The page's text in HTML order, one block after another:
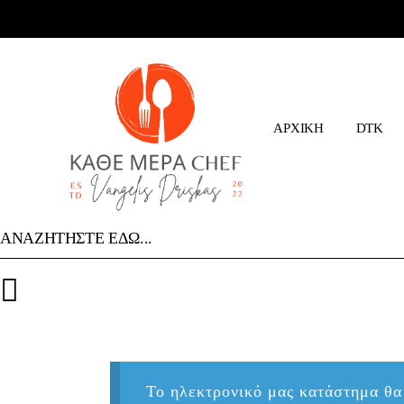
the
ΑΡΧΙΚΗ DTK
ΤΙ
Το ηλεκτρονικό μας κατάστημα